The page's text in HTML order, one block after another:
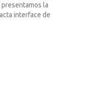
la
interface de